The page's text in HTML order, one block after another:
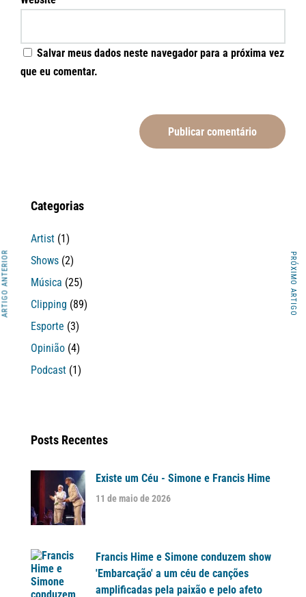
Salvar meus dados neste navegador para a próxima vez
que eu comentar.
ARTIGO ANTERIOR PRÓXIMO ARTIGO
Categorias
Artist (1)
Shows (2)
Música (25)
Clipping (89)
Esporte (3)
Opinião (4)
Podcast (1)
Posts Recentes
Existe um Céu - Simone e Francis Hime
11 de maio de 2026
Francis Hime e Simone conduzem show
'Embarcação' a um céu de canções
amplificadas pela paixão e pelo afeto